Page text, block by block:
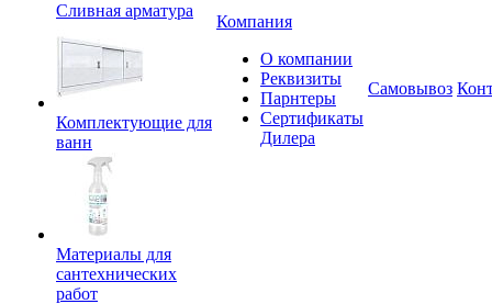
Сливная арматура
Комплектующие для
ванн
Материалы для
сантехнических
работ
Компания
О компании
Реквизиты
Парнтеры
Сертификаты
Дилера
Самовывоз